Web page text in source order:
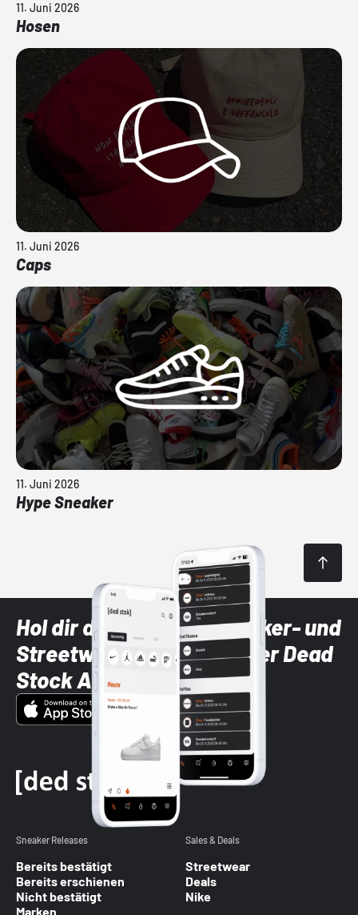
11. Juni 2026
Hosen
11. Juni 2026
Caps
11. Juni 2026
Hype Sneaker
Hol dir die neuesten Sneaker- und
Streetwear-Brands mit der Dead
Stock App
Sneaker Releases
Bereits bestätigt
Bereits erschienen
Nicht bestätigt
Marken
Sales & Deals
Streetwear
Deals
Nike